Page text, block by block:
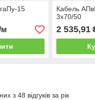
Кабель
3х70/50
2 535,91
з 48 відгуків за рік